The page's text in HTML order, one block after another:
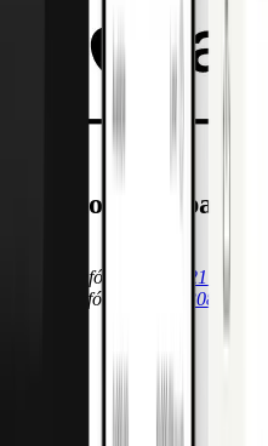
Estamos aqui para si.
Venda telefónico
+351 21 123
Apoio telefónico
+351 308 807